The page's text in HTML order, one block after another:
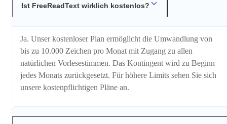
Ist FreeReadText wirklich kostenlos?
Ja. Unser kostenloser Plan ermöglicht die Umwandlung von
bis zu 10.000 Zeichen pro Monat mit Zugang zu allen
natürlichen Vorlesestimmen. Das Kontingent wird zu Beginn
jedes Monats zurückgesetzt. Für höhere Limits sehen Sie sich
unsere kostenpflichtigen Pläne an.